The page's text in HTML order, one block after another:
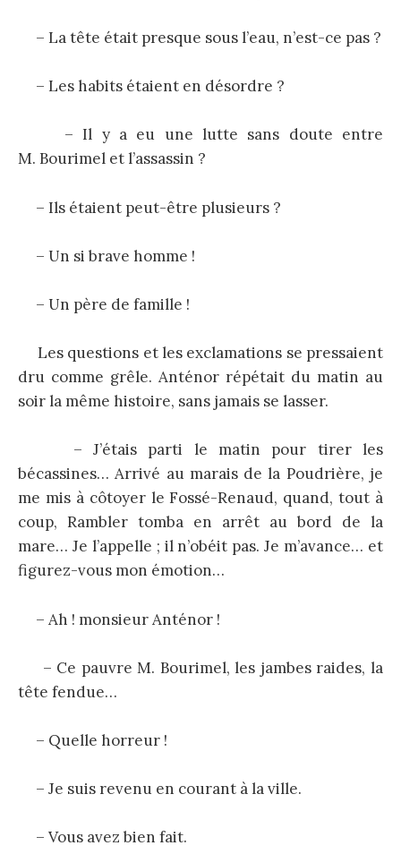
– La tête était presque sous l’eau, n’est-ce pas ?
– Les habits étaient en désordre ?
– Il y a eu une lutte sans doute entre
M. Bourimel et l’assassin ?
– Ils étaient peut-être plusieurs ?
– Un si brave homme !
– Un père de famille !
Les questions et les exclamations se pressaient
dru comme grêle. Anténor répétait du matin au
soir la même histoire, sans jamais se lasser.
– J’étais parti le matin pour tirer les
bécassines… Arrivé au marais de la Poudrière, je
me mis à côtoyer le Fossé-Renaud, quand, tout à
coup, Rambler tomba en arrêt au bord de la
mare… Je l’appelle ; il n’obéit pas. Je m’avance… et
figurez-vous mon émotion…
– Ah ! monsieur Anténor !
– Ce pauvre M. Bourimel, les jambes raides, la
tête fendue…
– Quelle horreur !
– Je suis revenu en courant à la ville.
– Vous avez bien fait.